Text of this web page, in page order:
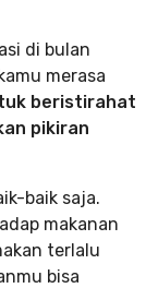
di bulan
merasa
beristirahat
pikiran
baik saja.
makanan
terlalu
bisa